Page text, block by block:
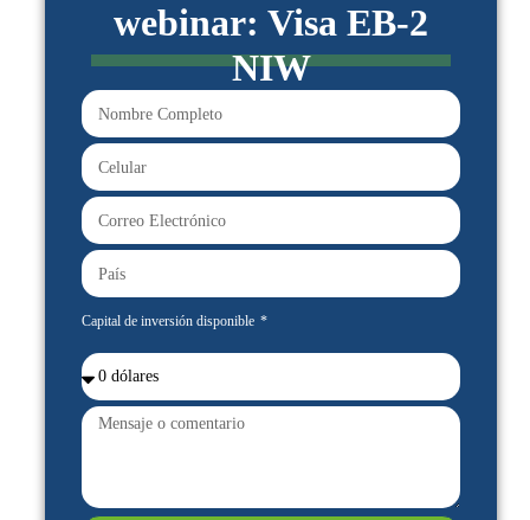
webinar: Visa EB-2
NIW
Capital de inversión disponible